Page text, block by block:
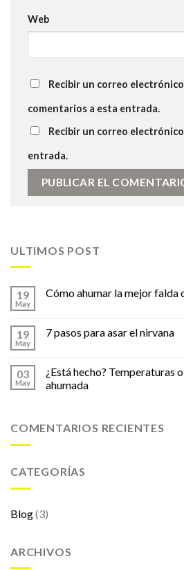
Web
Recibir un correo
comentarios a esta entrada.
Recibir un correo
entrada.
ULTIMOS POST
19
May
Cómo ahumar la mejor falda
19
May
7 pasos para asar el nirvana
03
May
¿Está hecho? Temperaturas
ahumada
COMENTARIOS RECIENTES
CATEGORÍAS
Blog(3)
ARCHIVOS